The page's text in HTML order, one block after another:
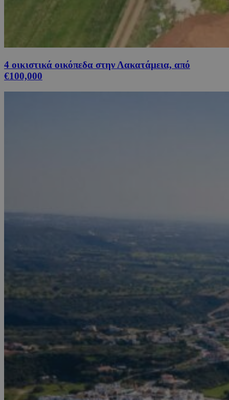
4 οικιστικά οικόπεδα στην Λακατάμεια, από
€100,000